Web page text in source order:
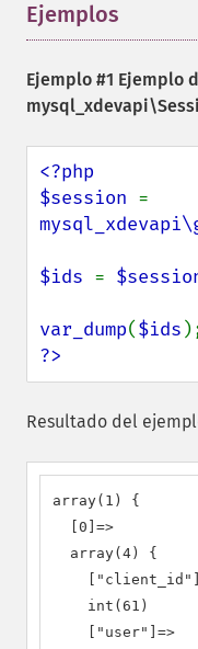
Ejemplos
Ejemplo #1 Ejemplo
<?php
$session
$ids =
var_dump($ids
?>
Resultado del
array(1) {
  [0]=>
  array(4) {
    int(61)
    ["user"]=>